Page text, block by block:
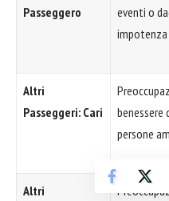
Passeggero
eventi o
impotenza
Altri
Passeggeri: Cari
benessere
persone
Altri